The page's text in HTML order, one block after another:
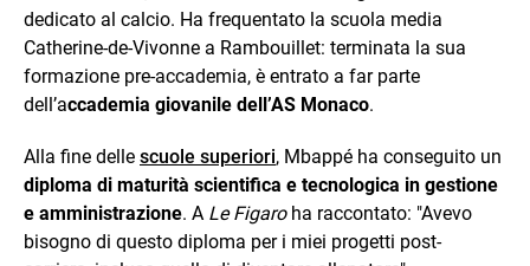
dedicato al calcio. Ha frequentato la scuola media
Catherine-de-Vivonne a Rambouillet: terminata la sua
formazione pre-accademia, è entrato a far parte
dell’accademia giovanile dell’AS Monaco.
Alla fine delle scuole superiori, Mbappé ha conseguito un
diploma di maturità scientifica e tecnologica in gestione
e amministrazione. A Le Figaroha raccontato: "Avevo
bisogno di questo diploma per i miei progetti post-